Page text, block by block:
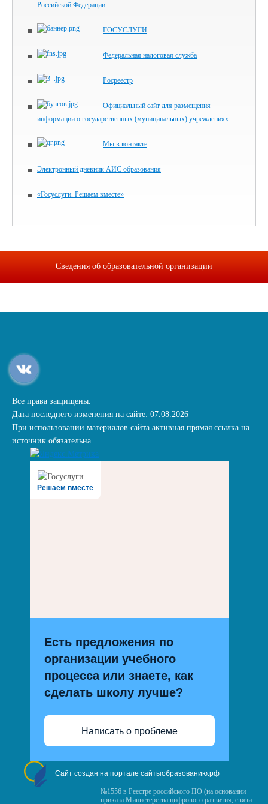
Российской Федерации
ГОСУСЛУГИ
Федеральная налоговая служба
Росреестр
Официальный сайт для размещения
информации о государственных (муниципальных) учреждениях
Мы в контакте
Электронный дневник АИС образования
«Госуслуги. Решаем вместе»
Сведения об образовательной организации
Все права защищены.
Дата последнего изменения на сайте: 07.08.2026
При использовании материалов сайта активная прямая ссылка на
источник обязательна
Решаем вместе
Есть предложения по
организации учебного
процесса или знаете, как
сделать школу лучше?
Написать о проблеме
Сайт создан на портале сайтыобразованию.рф
№1556 в Реестре российского ПО (на основании
приказа Министерства цифрового развития, связи